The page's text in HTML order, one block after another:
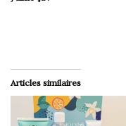
Articles similaires